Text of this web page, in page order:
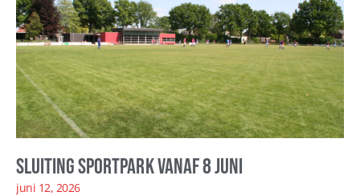
Sluiting sportpark vanaf 8 juni
juni 12, 2026